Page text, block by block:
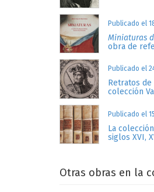
Publicado el
Miniaturas
obra de
Publicado el
Retratos de
colección
Publicado el
La
siglos XVI,
Otras obras en la